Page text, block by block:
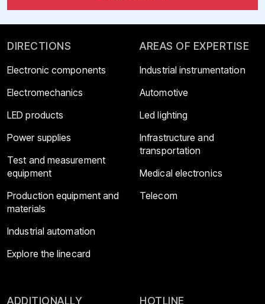
DIRECTIONS
Electronic components
Electromechanics
LED products
Power supplies
Test and measurement
equipment
Production equipment and
materials
Industrial automation
Explore the linecard
AREAS OF EXPERTISE
Industrial instrumentation
Automotive
Led lighting
Infrastructure and
transportation
Medical electronics
Telecom
ADDITIONALLY HOTLINE